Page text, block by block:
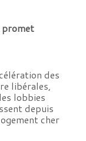
promet
des
libérales,
lobbies
depuis
cher